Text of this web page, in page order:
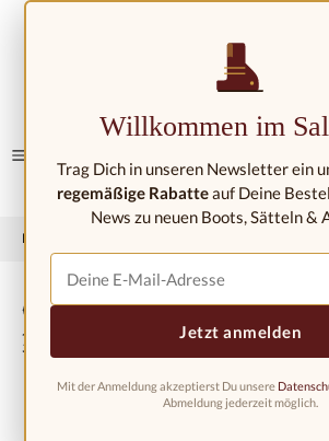
Home
Cowboystiefel für
hellbraun
Willkommen im
Trag Dich in unseren Newsletter ein
regemäßige Rabatteauf Deine
News zu neuen Boots, Sätteln &
Jetzt anmelden
Mit der Anmeldung akzeptierst Du unsere
Abmeldung jederzeit möglich.